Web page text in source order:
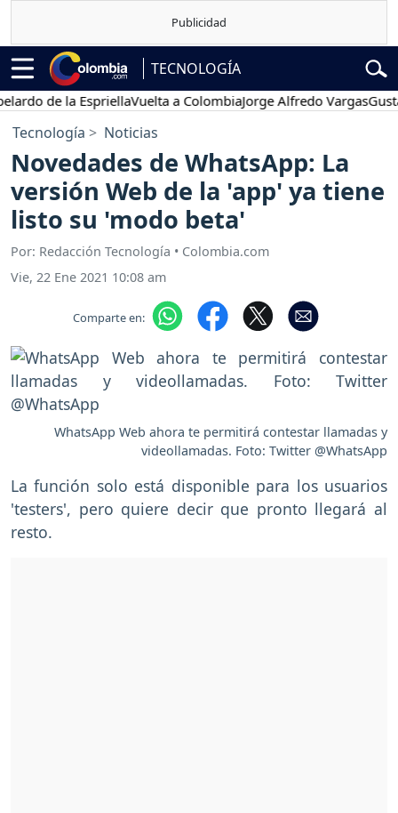
TECNOLOGÍA
de la EspriellaVuelta a ColombiaJorge Alfredo VargasGustavo
Tecnología Noticias
Novedades de WhatsApp: La
versión Web de la 'app' ya tiene
listo su 'modo beta'
Por: Redacción Tecnología • Colombia.com
Vie, 22 Ene 2021 10:08 am
Comparte en:
WhatsApp Web ahora te permitirá contestar llamadas y
videollamadas. Foto: Twitter @WhatsApp
La función solo está disponible para los usuarios
'testers', pero quiere decir que pronto llegará al
resto.